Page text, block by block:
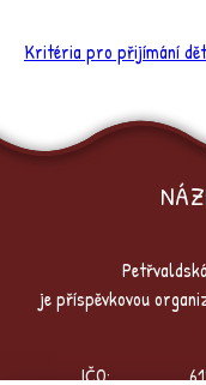
Kritéria pro přijímání
je příspěvkovou
IČO: